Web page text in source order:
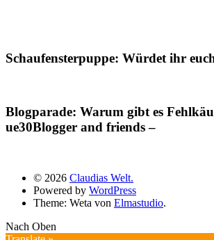
Schaufensterpuppe: Würdet ihr
Blogparade: Warum gibt es
ue30Blogger and friends –
© 2026 Claudias Welt.
Powered by WordPress
Theme: Weta von Elmastudio.
Nach Oben